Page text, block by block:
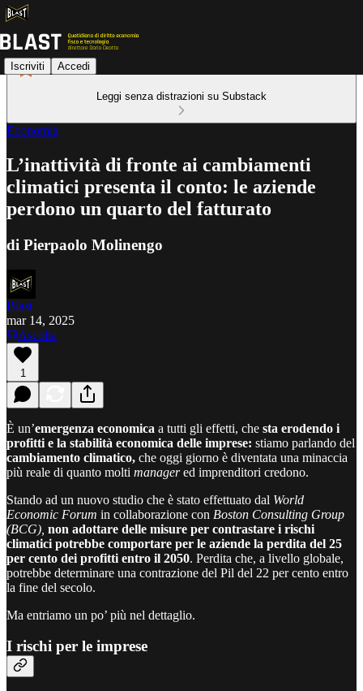
Iscriviti Accedi
Leggi senza distrazioni su Substack
Economia
L’inattività di fronte ai cambiamenti
climatici presenta il conto: le aziende
perdono un quarto del fatturato
di Pierpaolo Molinengo
Blast
mar 14, 2025
Ascolta
1
È un’emergenza economica a tutti gli effetti, che sta erodendo i
profitti e la stabilità economica delle imprese: stiamo parlando del
cambiamento climatico, che oggi giorno è diventata una minaccia
più reale di quanto molti managered imprenditori credono.
Stando ad un nuovo studio che è stato effettuato dal World
Economic Forum in collaborazione con Boston Consulting Group
(BCG), non adottare delle misure per contrastare i rischi
climatici potrebbe comportare per le aziende la perdita del 25
per cento dei profitti entro il 2050. Perdita che, a livello globale,
potrebbe determinare una contrazione del Pil del 22 per cento entro
la fine del secolo.
Ma entriamo un po’ più nel dettaglio.
I rischi per le imprese